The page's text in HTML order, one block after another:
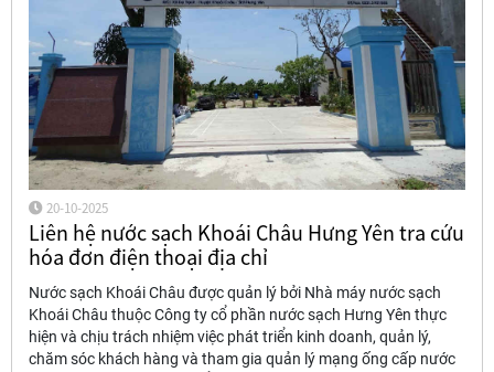
20-10-2025
Liên hệ nước sạch Khoái Châu Hưng Yên tra cứu
hóa đơn điện thoại địa chỉ
Nước sạch Khoái Châu được quản lý bởi Nhà máy nước sạch
Khoái Châu thuộc Công ty cổ phần nước sạch Hưng Yên thực
hiện và chịu trách nhiệm việc phát triển kinh doanh, quản lý,
chăm sóc khách hàng và tham gia quản lý mạng ống cấp nước